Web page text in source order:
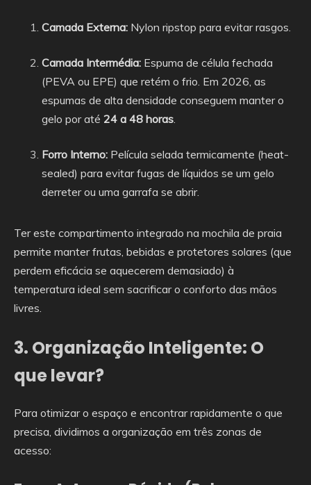
Camada Externa: Nylon ripstop para evitar rasgos.
Camada Intermédia: Espuma de célula fechada
(PEVA ou EPE) que retém o frio. Em 2026, as
espumas de alta densidade conseguem manter o
gelo por até 24 a 48 horas.
Forro Interno: Película selada termicamente (heat-
sealed) para evitar fugas de líquidos se um gelo
derreter ou uma garrafa se abrir.
Ter este compartimento integrado na mochila de praia
permite manter frutas, bebidas e protetores solares (que
perdem eficácia se aquecerem demasiado) à
temperatura ideal sem sacrificar o conforto das mãos
livres.
3. Organização Inteligente: O
que levar?
Para otimizar o espaço e encontrar rapidamente o que
precisa, dividimos a organização em três zonas de
acesso: